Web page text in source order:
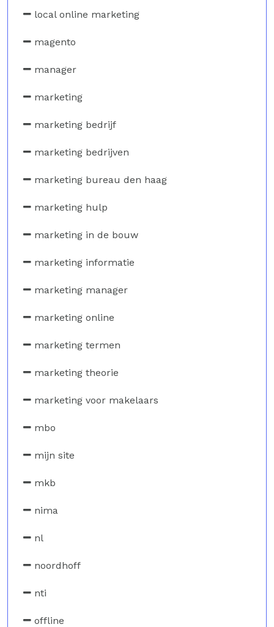
local online marketing
magento
manager
marketing
marketing bedrijf
marketing bedrijven
marketing bureau den haag
marketing hulp
marketing in de bouw
marketing informatie
marketing manager
marketing online
marketing termen
marketing theorie
marketing voor makelaars
mbo
mijn site
mkb
nima
nl
noordhoff
nti
offline